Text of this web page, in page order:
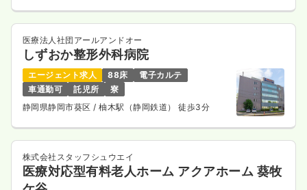
医療法人社団アールアンドオー
しずおか整形外科病院
エージェント求人 88床
電子カルテ
車通勤可
託児所
寮
静岡県静岡市葵区 / 柚木駅（静岡鉄道） 徒歩3分
株式会社スタッフシュウエイ
医療対応型有料老人ホーム アクアホーム 葵牧